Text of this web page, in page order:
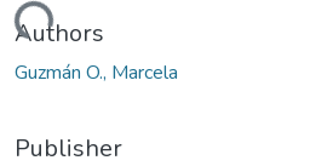
Authors
Guzmán O., Marcela
Publisher